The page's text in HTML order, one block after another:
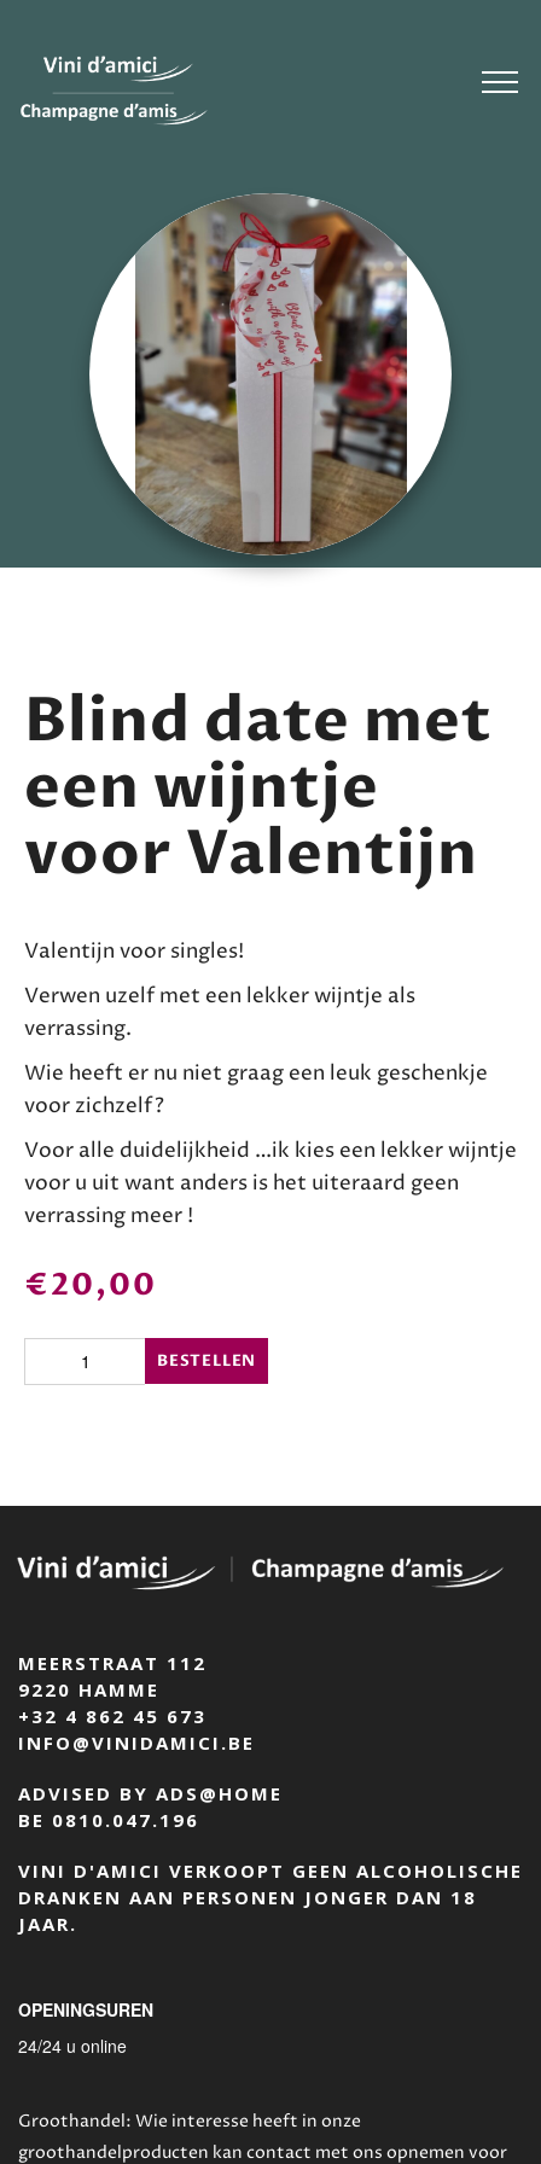
Blind date met
een wijntje
voor Valentijn
Valentijn voor singles!
Verwen uzelf met een lekker wijntje als
verrassing.
Wie heeft er nu niet graag een leuk geschenkje
voor zichzelf?
Voor alle duidelijkheid …ik kies een lekker wijntje
voor u uit want anders is het uiteraard geen
verrassing meer !
€20,00
BESTELLEN
MEERSTRAAT 112
9220 HAMME
+32 4 862 45 673
INFO@VINIDAMICI.BE
ADVISED BY ADS@HOME
BE 0810.047.196
VINI D'AMICI VERKOOPT GEEN ALCOHOLISCHE
DRANKEN AAN PERSONEN JONGER DAN 18
JAAR.
OPENINGSUREN
24/24 u online
Groothandel: Wie interesse heeft in onze
groothandelproducten kan contact met ons opnemen voor